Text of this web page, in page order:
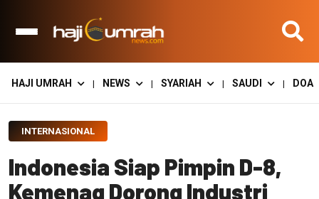
HAJI UMRAH | NEWS | SYARIAH | SAUDI | DOA
INTERNASIONAL
Indonesia Siap Pimpin D-8,
Kemenag Dorong Industri